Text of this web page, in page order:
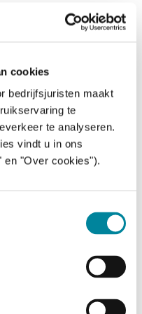
cookies
bedrijfsjuristen maakt
te
te analyseren.
vindt u in ons
en "Over cookies").
dag vond de PRE JOB
Droit’ aan de UCLouvain
eindelijk met meer vrijheid
in voor dit groots gebeuren
aux relations avec les